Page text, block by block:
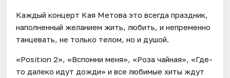
Каждый концерт Кая Метова это всегда праздник,
наполненный желанием жить, любить, и непременно
танцевать, не только телом, но и душой.
«Position 2», «Вспомни меня», «Роза чайная», «Где-
то далеко идут дожди» и все любимые хиты ждут